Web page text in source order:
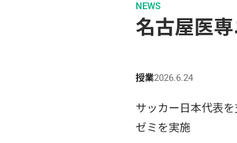
NEWS
名古屋医
授業2026.6.24
サッカー日本代表
ゼミを実施